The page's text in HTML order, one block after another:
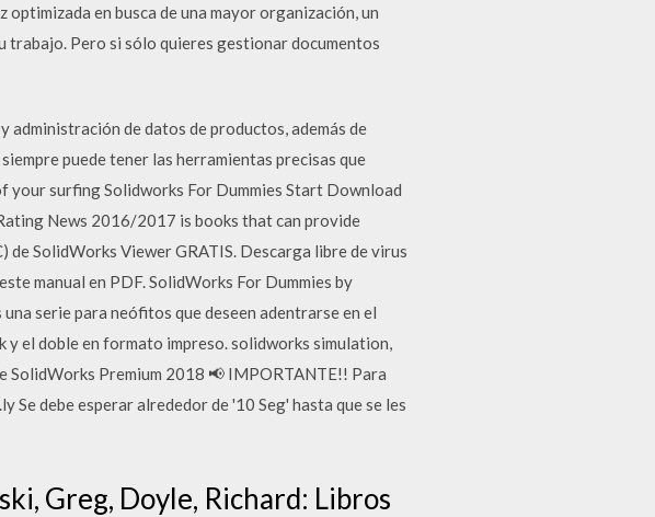
en busca de una mayor organización, un
Pero si sólo quieres gestionar documentos
administración de datos de productos, además de
puede tener las herramientas precisas que
your surfing Solidworks For Dummies Start Download
News 2016/2017 is books that can provide
SolidWorks Viewer GRATIS. Descarga libre de virus
manual en PDF. SolidWorks For Dummies by
serie para neófitos que deseen adentrarse en el
y el doble en formato impreso. solidworks simulation,
SolidWorks Premium 2018 📢 IMPORTANTE!! Para
Se debe esperar alrededor de '10 Seg' hasta que se les
Greg, Doyle, Richard: Libros